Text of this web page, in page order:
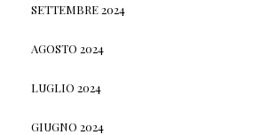
SETTEMBRE 2024
AGOSTO 2024
LUGLIO 2024
GIUGNO 2024